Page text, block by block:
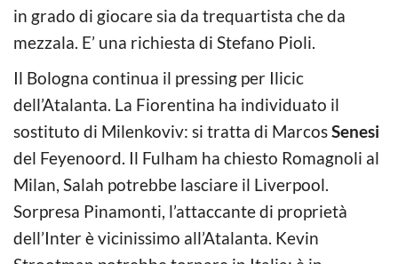
in grado di giocare sia da trequartista che da
mezzala. E’ una richiesta di Stefano Pioli.
Il Bologna continua il pressing per Ilicic
dell’Atalanta. La Fiorentina ha individuato il
sostituto di Milenkoviv: si tratta di MarcosSenesi
del Feyenoord. Il Fulham ha chiesto Romagnoli al
Milan, Salah potrebbe lasciare il Liverpool.
Sorpresa Pinamonti, l’attaccante di proprietà
dell’Inter è vicinissimo all’Atalanta. Kevin